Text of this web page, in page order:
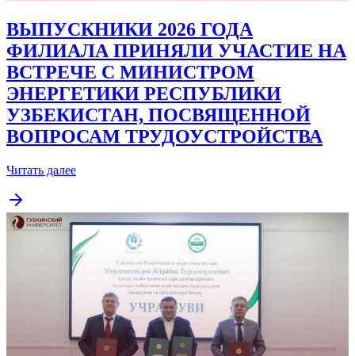
ВЫПУСКНИКИ 2026 ГОДА
ФИЛИАЛА ПРИНЯЛИ УЧАСТИЕ НА
ВСТРЕЧЕ С МИНИСТРОМ
ЭНЕРГЕТИКИ РЕСПУБЛИКИ
УЗБЕКИСТАН, ПОСВЯЩЕННОЙ
ВОПРОСАМ ТРУДОУСТРОЙСТВА
Читать далее